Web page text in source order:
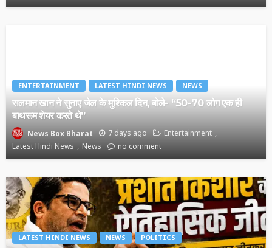
ENTERTAINMENT LATEST HINDI NEWS NEWS
सलमान खान ने सुनाए जेल के मुश्किल दिन, बोले- “50-70 लोग एक ही
बाथरूम शेयर करते थे”
News Box Bharat 7 days ago
Entertainment
Latest Hindi News
News no comment
LATEST HINDI NEWS NEWS POLITICS